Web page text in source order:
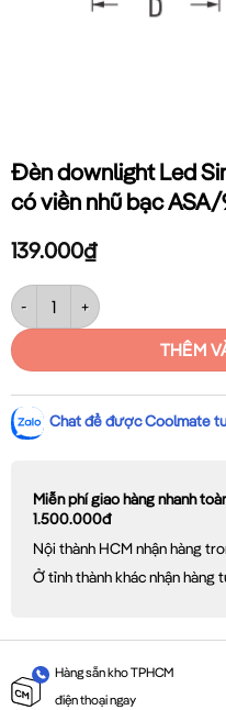
Đèn downlight Led
có viền nhũ bạc
139.000₫
Đèn downlight Led Sino thân
THÊM
Chat để được Coolmate
Miễn phí giao hàng nhanh
1.500.000đ
Nội thành HCM nhận hàng
Ở tỉnh thành khác nhận hàng
Hàng sẵn kho TPHCM
điện thoại ngay